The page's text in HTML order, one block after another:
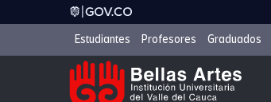
Estudiantes Profesores Graduados